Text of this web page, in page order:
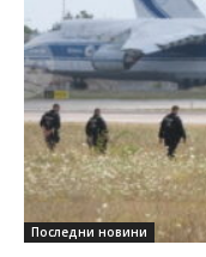
Последни новини